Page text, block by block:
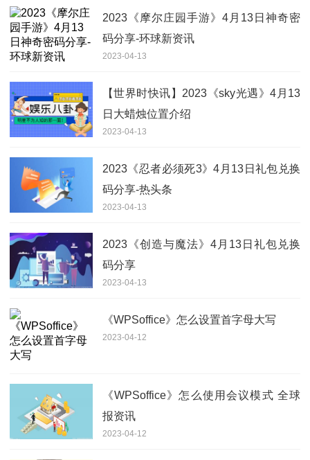
2023《摩尔庄园手游》4月13日神奇密
码分享-环球新资讯
2023-04-13
【世界时快讯】2023《sky光遇》4月13
日大蜡烛位置介绍
2023-04-13
2023《忍者必须死3》4月13日礼包兑换
码分享-热头条
2023-04-13
2023《创造与魔法》4月13日礼包兑换
码分享
2023-04-13
《WPSoffice》怎么设置首字母大写
2023-04-12
《WPSoffice》怎么使用会议模式 全球
报资讯
2023-04-12